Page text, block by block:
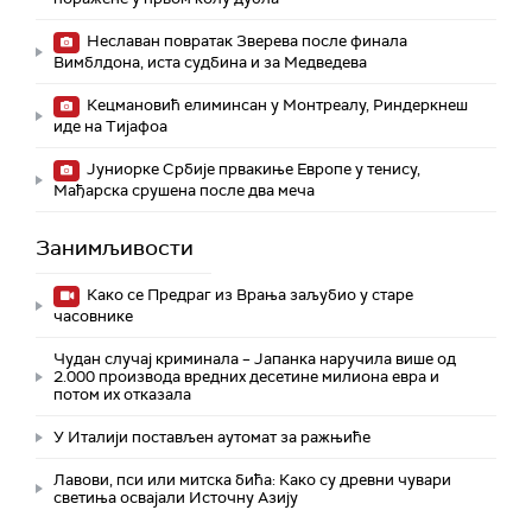
Неславан повратак Зверева после финала
Вимблдона, иста судбина и за Медведева
Кецмановић елиминсан у Монтреалу, Риндеркнеш
иде на Тијафоа
Јуниорке Србије првакиње Европе у тенису,
Мађарска срушена после два меча
Занимљивости
Како се Предраг из Врања заљубио у старе
часовнике
Чудан случај криминала – Јапанка наручила више од
2.000 производа вредних десетине милиона евра и
потом их отказала
У Италији постављен аутомат за ражњиће
Лавови, пси или митска бића: Како су древни чувари
светиња освајали Источну Азију